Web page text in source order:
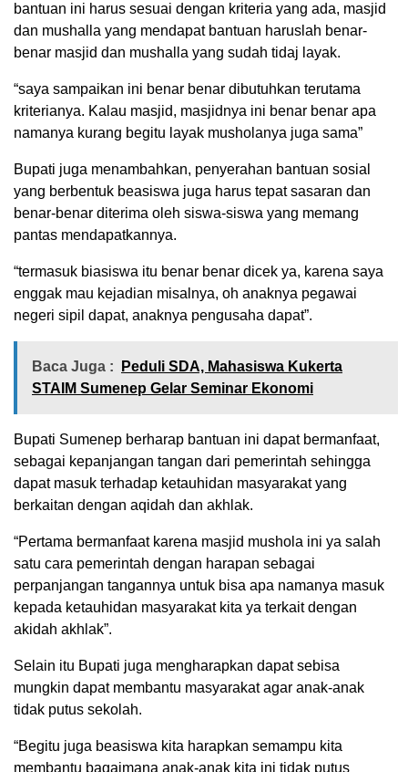
bantuan ini harus sesuai dengan kriteria yang ada, masjid
dan mushalla yang mendapat bantuan haruslah benar-
benar masjid dan mushalla yang sudah tidaj layak.
“saya sampaikan ini benar benar dibutuhkan terutama
kriterianya. Kalau masjid, masjidnya ini benar benar apa
namanya kurang begitu layak musholanya juga sama”
Bupati juga menambahkan, penyerahan bantuan sosial
yang berbentuk beasiswa juga harus tepat sasaran dan
benar-benar diterima oleh siswa-siswa yang memang
pantas mendapatkannya.
“termasuk biasiswa itu benar benar dicek ya, karena saya
enggak mau kejadian misalnya, oh anaknya pegawai
negeri sipil dapat, anaknya pengusaha dapat”.
Baca Juga :
Peduli SDA, Mahasiswa Kukerta
STAIM Sumenep Gelar Seminar Ekonomi
Bupati Sumenep berharap bantuan ini dapat bermanfaat,
sebagai kepanjangan tangan dari pemerintah sehingga
dapat masuk terhadap ketauhidan masyarakat yang
berkaitan dengan aqidah dan akhlak.
“Pertama bermanfaat karena masjid mushola ini ya salah
satu cara pemerintah dengan harapan sebagai
perpanjangan tangannya untuk bisa apa namanya masuk
kepada ketauhidan masyarakat kita ya terkait dengan
akidah akhlak”.
Selain itu Bupati juga mengharapkan dapat sebisa
mungkin dapat membantu masyarakat agar anak-anak
tidak putus sekolah.
“Begitu juga beasiswa kita harapkan semampu kita
membantu bagaimana anak-anak kita ini tidak putus